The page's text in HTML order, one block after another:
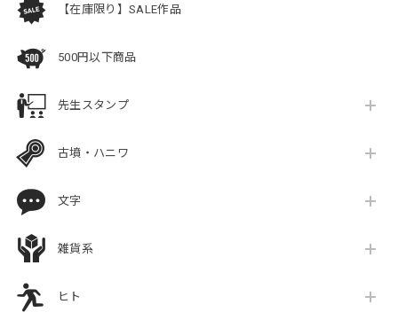
【在庫限り】SALE作品
500円以下商品
先生スタンプ
古墳・ハニワ
文字
雑貨系
ヒト